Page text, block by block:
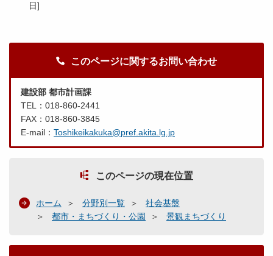
日]
このページに関するお問い合わせ
建設部 都市計画課
TEL：018-860-2441
FAX：018-860-3845
E-mail： Toshikeikakuka@pref.akita.lg.jp
このページの現在位置
ホーム 分野別一覧
社会基盤
都市・まちづくり・公園
景観まちづくり